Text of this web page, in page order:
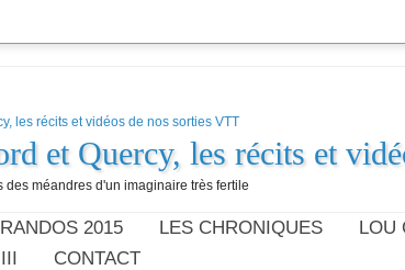
et Quercy, les récits et
des méandres d'un imaginaire très fertile
2015 LES CHRONIQUES LOU
CONTACT